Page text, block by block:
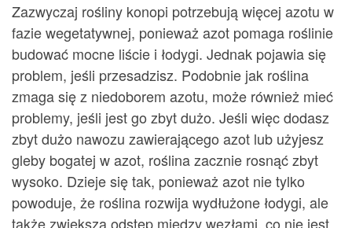
Zazwyczaj rośliny konopi potrzebują więcej azotu w
fazie wegetatywnej, ponieważ azot pomaga roślinie
budować mocne liście i łodygi. Jednak pojawia się
problem, jeśli przesadzisz. Podobnie jak roślina
zmaga się z niedoborem azotu, może również mieć
problemy, jeśli jest go zbyt dużo. Jeśli więc dodasz
zbyt dużo nawozu zawierającego azot lub użyjesz
gleby bogatej w azot, roślina zacznie rosnąć zbyt
wysoko. Dzieje się tak, ponieważ azot nie tylko
powoduje, że roślina rozwija wydłużone łodygi, ale
także zwiększa odstęp między węzłami, co nie jest